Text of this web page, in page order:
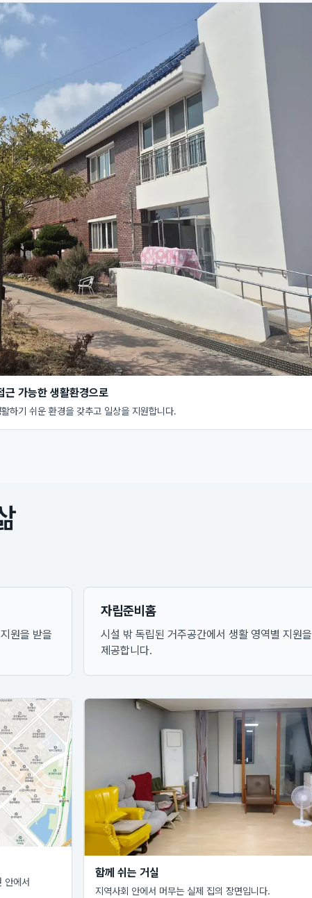
근 가능한 생활환경으로
하기 쉬운 환경을 갖추고 일상을 지원합니다.
원을 받을
자립준비홈
시설 밖 독립된 거주공간에서 생활 영역별 지원을
제공합니다.
안에서
함께 쉬는 거실
지역사회 안에서 머무는 실제 집의 장면입니다.